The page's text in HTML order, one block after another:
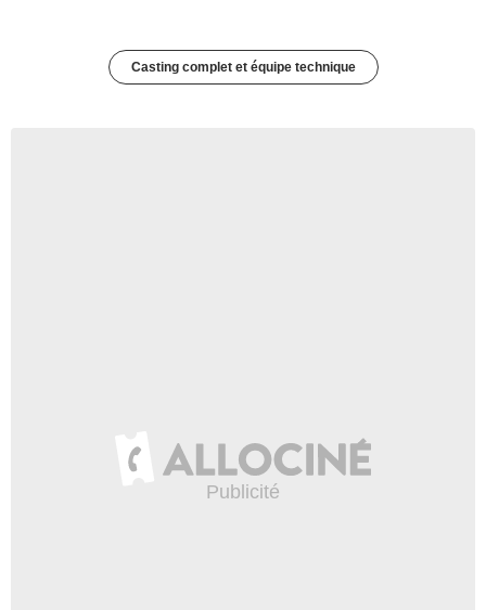
Casting complet et équipe technique